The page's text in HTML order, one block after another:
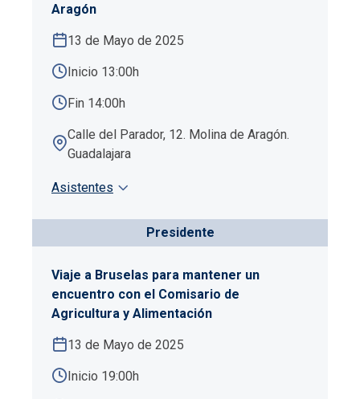
Aragón
13 de Mayo de 2025
Inicio 13:00h
Fin 14:00h
Calle del Parador, 12. Molina de Aragón.
Guadalajara
Asistentes
Presidente
Viaje a Bruselas para mantener un
encuentro con el Comisario de
Agricultura y Alimentación
13 de Mayo de 2025
Inicio 19:00h